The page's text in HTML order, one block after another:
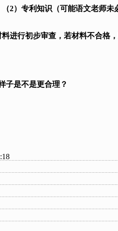
专利知识（可能语文老师未
行初步审查，若材料不合格
是不是更合理？